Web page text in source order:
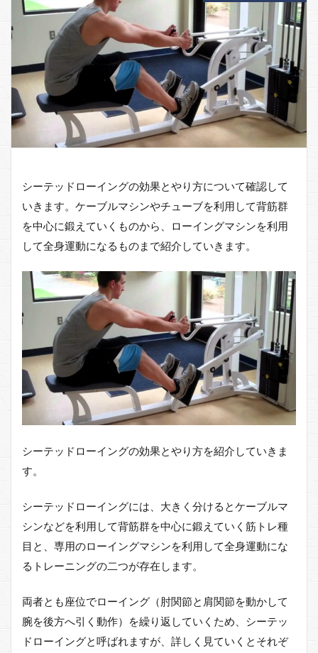
シーテッドローイングの効果とやり方について確認して
いきます。ケーブルマシンやチューブを利用して背筋群
を中心に鍛えていくものから、ローイングマシンを利用
して全身運動になるものまで紹介していきます。
シーテッドローイングの効果とやり方を紹介していきま
す。
シーテッドローイングには、大きく分けるとケーブルマ
シンなどを利用して背筋群を中心に鍛えていく筋トレ種
目と、専用のローイングマシンを利用して全身運動にな
るトレーニングの二つが存在します。
両者とも座位でローイング（肘関節と肩関節を動かして
腕を後方へ引く動作）を繰り返していくため、シーテッ
ドローイングと呼ばれますが、詳しく見ていくとそれぞ